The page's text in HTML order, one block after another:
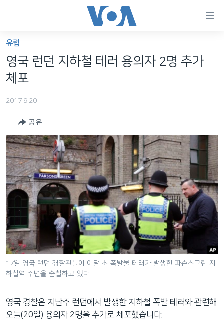
가
능
링
텐
츠
로
이
동
메
인
네
비
이
이
세계
프로그램
주파수 안내
FOLLOW US
언어 선택
유럽
영국 런던 지하철 테러 용의자 2명 추가
체포
2017.9.20
공유
17일 영국 런던 경찰관들이 이달 초 폭발물 테러가 발생한 파슨스그린 지
하철역 주변을 순찰하고 있다.
영국 경찰은 지난주 런던에서 발생한 지하철 폭발 테러와 관련해
오늘(20일) 용의자 2명을 추가로 체포했습니다.